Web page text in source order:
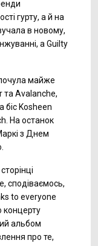
гурту, а й на
в новому,
а Guilty
майже
та Avalanchе,
біс Kosheen
На останок
з Днем
сподіваємось,
to everyone
концерту
альбом
про те,